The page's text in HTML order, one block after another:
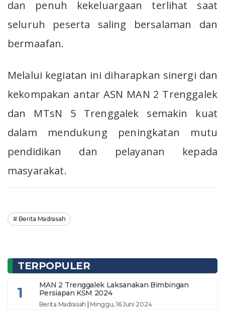
dan penuh kekeluargaan terlihat saat
seluruh peserta saling bersalaman dan
bermaafan.
Melalui kegiatan ini diharapkan sinergi dan
kekompakan antar ASN MAN 2 Trenggalek
dan MTsN 5 Trenggalek semakin kuat
dalam mendukung peningkatan mutu
pendidikan dan pelayanan kepada
masyarakat.
Berita Madrasah
TERPOPULER
1
MAN 2 Trenggalek Laksanakan Bimbingan
Persiapan KSM 2024
Berita Madrasah |Minggu, 16 Juni 2024